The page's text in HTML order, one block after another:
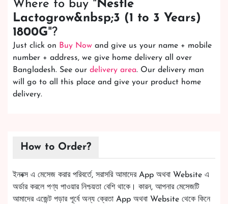
Where to buy " Nestle
Lactogrow&nbsp;3 (1 to 3 Years)
1800G"?
Just click on Buy Now and give us your name + mobile
number + address, we give home delivery all over
Bangladesh. See our delivery area. Our delivery man
will go to all this place and give your product home
delivery.
How to Order?
ইনবক্স এ মেসেজ করার পরিবর্তে, সরাসরি আমাদের App অথবা Website এ
অর্ডার করলে পণ্য পাওয়ার নিশ্চয়তা বেশি থাকে। কারন, আপনার মেসেজটি
আমাদের এজেন্ট পড়ার পূর্বে অন্য ক্রেতা App অথবা Website থেকে কিনে